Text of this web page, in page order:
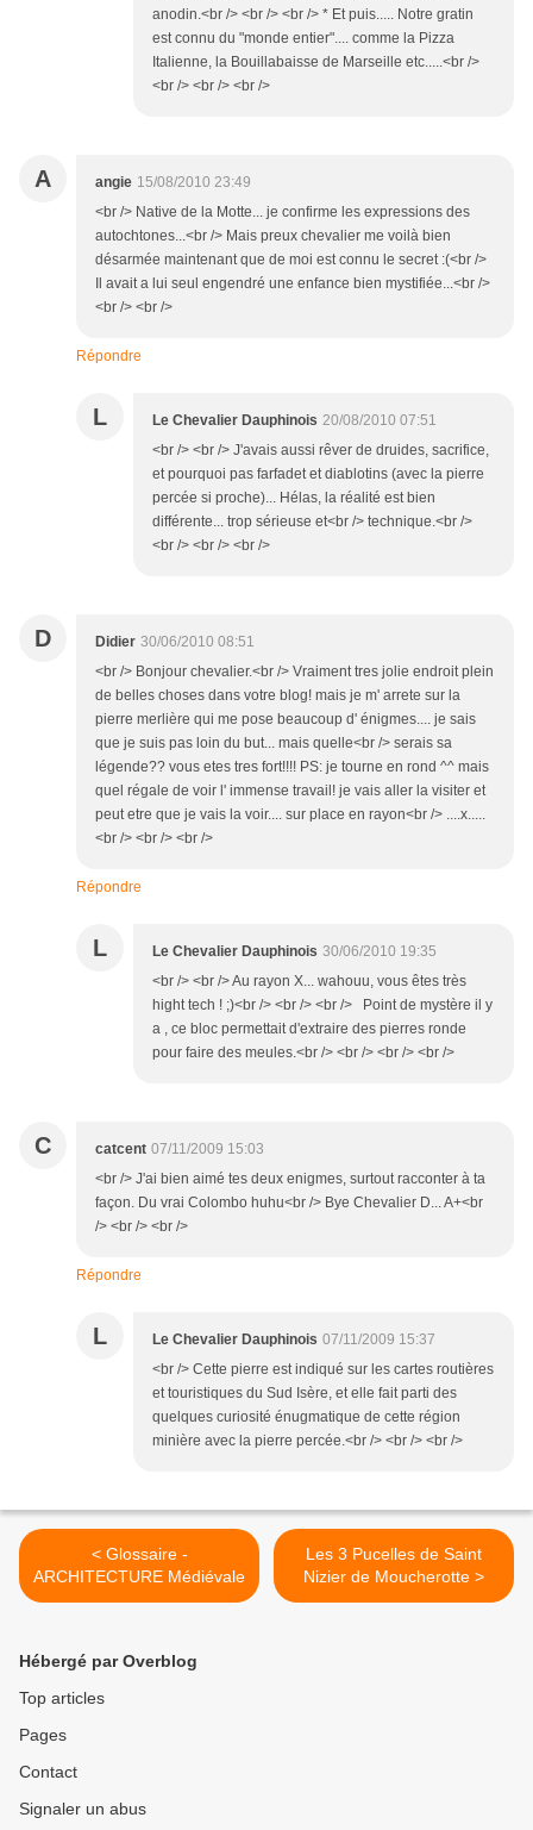
anodin.<br /> <br /> <br /> * Et puis..... Notre gratin
est connu du "monde entier".... comme la Pizza
Italienne, la Bouillabaisse de Marseille etc.....<br />
<br /> <br /> <br />
A angie 15/08/2010 23:49
<br /> Native de la Motte... je confirme les expressions des
autochtones...<br /> Mais preux chevalier me voilà bien
désarmée maintenant que de moi est connu le secret :(<br />
Il avait a lui seul engendré une enfance bien mystifiée...<br />
<br /> <br />
Répondre
L Le Chevalier Dauphinois 20/08/2010 07:51
<br /> <br /> J'avais aussi rêver de druides, sacrifice,
et pourquoi pas farfadet et diablotins (avec la pierre
percée si proche)... Hélas, la réalité est bien
différente... trop sérieuse et<br /> technique.<br />
<br /> <br /> <br />
D Didier 30/06/2010 08:51
<br /> Bonjour chevalier.<br /> Vraiment tres jolie endroit plein
de belles choses dans votre blog! mais je m' arrete sur la
pierre merlière qui me pose beaucoup d' énigmes.... je sais
que je suis pas loin du but... mais quelle<br /> serais sa
légende?? vous etes tres fort!!!! PS: je tourne en rond ^^ mais
quel régale de voir l' immense travail! je vais aller la visiter et
peut etre que je vais la voir.... sur place en rayon<br /> ....x.....
<br /> <br /> <br />
Répondre
L Le Chevalier Dauphinois 30/06/2010 19:35
<br /> <br /> Au rayon X... wahouu, vous êtes très
hight tech ! ;)<br /> <br /> <br /> Point de mystère il y
a , ce bloc permettait d'extraire des pierres ronde
pour faire des meules.<br /> <br /> <br /> <br />
C catcent 07/11/2009 15:03
<br /> J'ai bien aimé tes deux enigmes, surtout racconter à ta
façon. Du vrai Colombo huhu<br /> Bye Chevalier D... A+<br
/> <br /> <br />
Répondre
L Le Chevalier Dauphinois 07/11/2009 15:37
<br /> Cette pierre est indiqué sur les cartes routières
et touristiques du Sud Isère, et elle fait parti des
quelques curiosité énugmatique de cette région
minière avec la pierre percée.<br /> <br /> <br />
< Glossaire -
ARCHITECTURE Médiévale
Les 3 Pucelles de Saint
Nizier de Moucherotte >
Hébergé par Overblog
Top articles
Pages
Contact
Signaler un abus